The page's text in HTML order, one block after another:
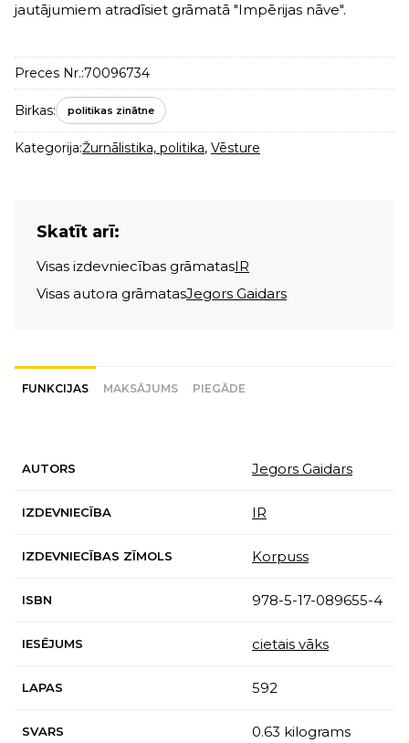
jautājumiem atradīsiet grāmatā "Impērijas nāve".
Preces Nr.:70096734
Birkas: politikas zinātne
Kategorija:Žurnālistika, politika, Vēsture
Skatīt arī:
Visas izdevniecības grāmatasIR
Visas autora grāmatasJegors Gaidars
FUNKCIJAS MAKSĀJUMS PIEGĀDE
AUTORS Jegors Gaidars
IZDEVNIECĪBA IR
IZDEVNIECĪBAS ZĪMOLS Korpuss
ISBN 978-5-17-089655-4
IESĒJUMS cietais vāks
LAPAS 592
SVARS 0.63 kilograms